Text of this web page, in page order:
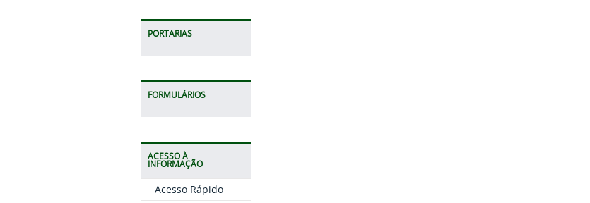
PORTARIAS
FORMULÁRIOS
ACESSO À
INFORMAÇÃO
Acesso Rápido